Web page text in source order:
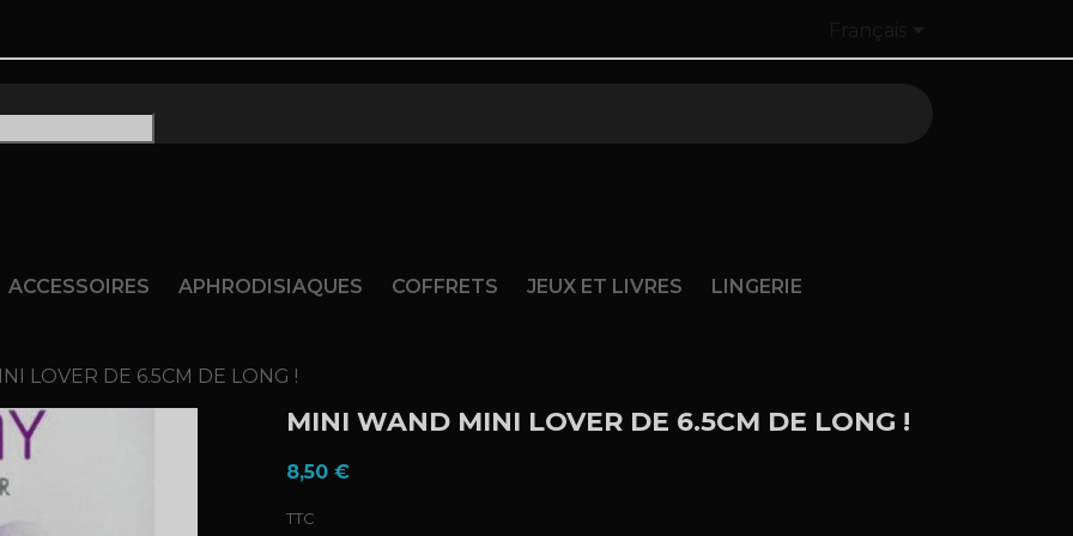
ACCESSOIRES APHRODISIAQUES COFFRETS JEUX ET LIVRES LINGERIE
LOVER DE 6.5CM DE LONG !
MINI WAND MINI LOVER DE 6.5CM DE LONG !
8,50 €
TTC